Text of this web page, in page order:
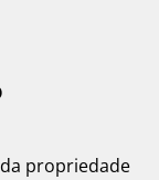
propriedade